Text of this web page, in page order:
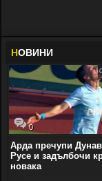
НОВИНИ
0
Арда пречупи
Русе и задълбочи
новака